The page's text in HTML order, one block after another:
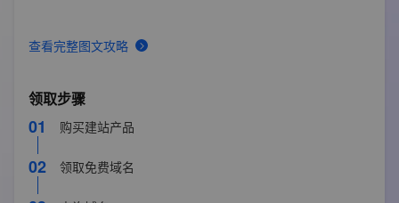
软件版本
高级版（Max）
部署节点
中国内地
查看完整图文攻略
领取步骤
01 购买建站产品
02 领取免费域名